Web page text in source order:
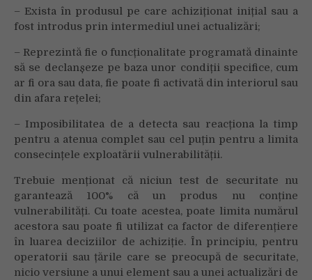
– Exista în produsul pe care achiziționat inițial sau a
fost introdus prin intermediul unei actualizări;
– Reprezintă fie o funcționalitate programată dinainte
să se declanșeze pe baza unor condiții specifice, cum
ar fi ora sau data, fie poate fi activată din interiorul sau
din afara rețelei;
– Imposibilitatea de a detecta sau reacționa la timp
pentru a atenua complet sau cel puțin pentru a limita
consecințele exploatării vulnerabilității.
Trebuie menționat că niciun test de securitate nu
garantează 100% că un produs nu conține
vulnerabilități. Cu toate acestea, poate limita numărul
acestora sau poate fi utilizat ca factor de diferențiere
în luarea deciziilor de achiziție. În principiu, pentru
operatorii sau țările care se preocupă de securitate,
nicio versiune a unui element sau a unei actualizări de